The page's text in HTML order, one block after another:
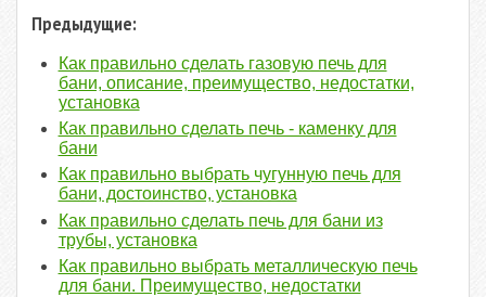
Предыдущие:
Как правильно сделать газовую печь для
бани, описание, преимущество, недостатки,
установка
Как правильно сделать печь - каменку для
бани
Как правильно выбрать чугунную печь для
бани, достоинство, установка
Как правильно сделать печь для бани из
трубы, установка
Как правильно выбрать металлическую печь
для бани. Преимущество, недостатки